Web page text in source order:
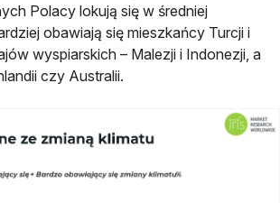
Polacy lokują się w średniej
obawiają się mieszkańcy Turcji i
wyspiarskich – Malezji i Indonezji, a
czy Australii.